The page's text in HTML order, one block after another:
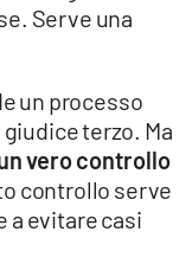
Serve una
un processo
terzo. Ma
vero controllo
controllo serve
a evitare casi